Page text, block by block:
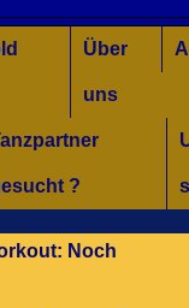
Über
uns
?
Noch